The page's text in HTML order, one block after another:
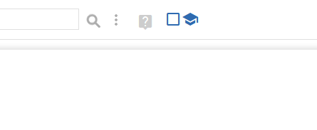
Búsqueda avanzada
Ayuda
(en